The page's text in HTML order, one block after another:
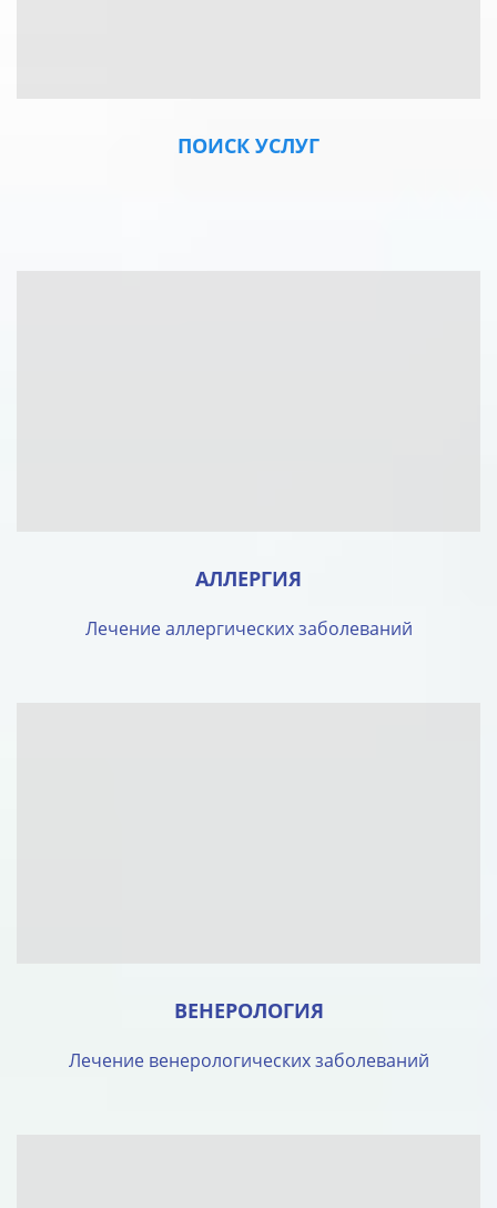
ПОИСК УСЛУГ
АЛЛЕРГИЯ
Лечение аллергических заболеваний
ВЕНЕРОЛОГИЯ
Лечение венерологических заболеваний